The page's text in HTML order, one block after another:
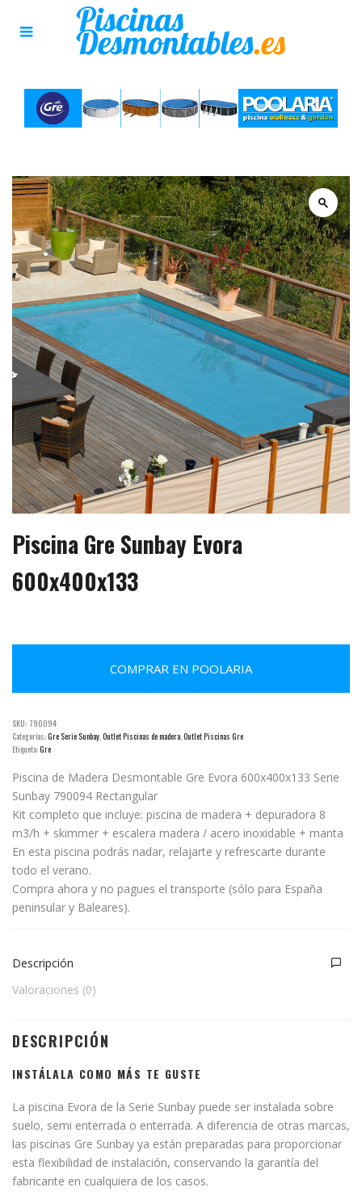
Piscina Gre Sunbay Evora
600x400x133
Piscina de Madera Desmontable Gre Evora 600x400x133 Serie
Sunbay 790094 Rectangular
Kit completo que incluye: piscina de madera + depuradora 8
m3/h + skimmer + escalera madera / acero inoxidable + manta
En esta piscina podrás nadar, relajarte y refrescarte durante
todo el verano.
Compra ahora y no pagues el transporte (sólo para España
peninsular y Baleares).
COMPRAR EN POOLARIA
SKU: 790094
Categorías:Gre Serie Sunbay Outlet Piscinas de madera Outlet Piscinas Gre
Etiqueta:Gre
Descripción
Valoraciones (0)
DESCRIPCIÓN
INSTÁLALA COMO MÁS TE GUSTE
La piscina Evora de la Serie Sunbay puede ser instalada sobre
suelo, semi enterrada o enterrada. A diferencia de otras marcas,
las piscinas Gre Sunbay ya están preparadas para proporcionar
esta flexibilidad de instalación, conservando la garantía del
fabricante en cualquiera de los casos.